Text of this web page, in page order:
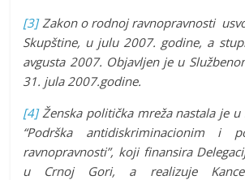
[3]Zakon o rodnoj ravnopravnosti
Skupštine, u julu 2007. godine, a
avgusta 2007. Objavljen je u
31. jula 2007.godine.
[4]Ženska politička mreža nastala je
“Podrška antidiskriminacionim i
ravnopravnosti”, koji finansira
u Crnoj Gori, a realizuje